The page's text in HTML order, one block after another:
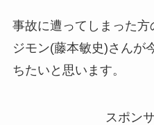
事故に遭ってしまった
ジモン(藤本敏史)さんが
ちたいと思います。
スポン